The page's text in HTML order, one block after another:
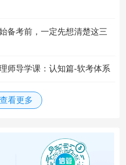
备考前，一定先想清楚这三
师导学课：认知篇-软考体系
查看更多